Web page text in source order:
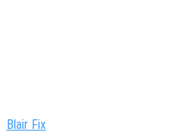
Blair Fix